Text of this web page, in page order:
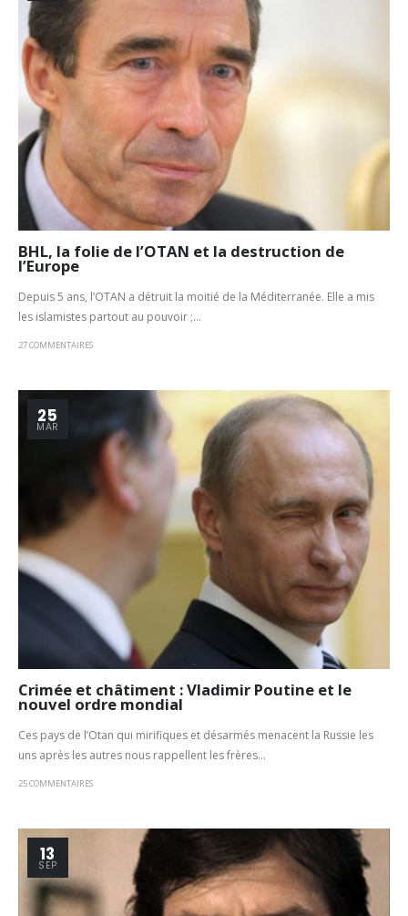
BHL, la folie de l’OTAN et la destruction de
l’Europe
Depuis 5 ans, l’OTAN a détruit la moitié de la Méditerranée. Elle a mis
les islamistes partout au pouvoir ;...
27 COMMENTAIRES
25
MAR
Crimée et châtiment : Vladimir Poutine et le
nouvel ordre mondial
Ces pays de l’Otan qui mirifiques et désarmés menacent la Russie les
uns après les autres nous rappellent les frères...
25 COMMENTAIRES
13
SEP